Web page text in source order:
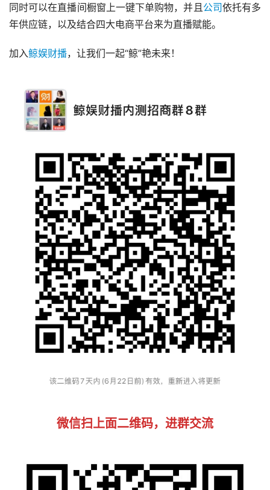
同时可以在直播间橱窗上一键下单购物，并且 公司依托有多
年供应链，以及结合四大电商平台来为直播赋能。
加入鲸娱财播，让我们一起“鲸”艳未来！
微信扫上面二维码，进群交流